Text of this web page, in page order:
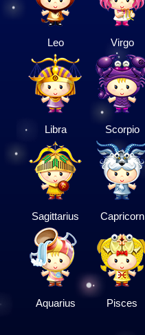
Leo Virgo
Libra Scorpio
Sagittarius Capricorn
Aquarius Pisces